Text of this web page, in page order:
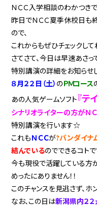
ＮＣＣ入学相談のわかつきで
昨日でＮＣＣ夏季休校日も
ので、
これからもぜひチェックし
さてさて、今日は早速あさ
特別講演の詳細をお知らせ
８月２２日（土） のＰＭコース
あの人気ゲームソフト『テ
シナリオライターの方がＮ
特別講演を行います☆
これもＮＣＣが?バンダイナ
結んでいるのでできるコトで
今も現役で活躍している方
めったにありません！！
このチャンスを見逃さず、
なお、この日は新潟県内２２